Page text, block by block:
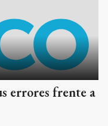
errores frente a